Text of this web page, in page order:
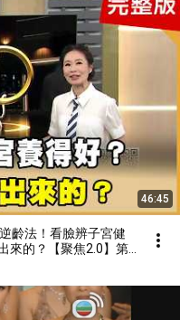
46:45
齡法！看臉辨子宮健
來的？【聚焦2.0】第